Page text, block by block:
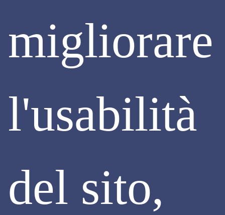
operatori economici
che si trovano in un mercato che
consenteloro, pur non essendo sociologi, diavere
percezione dei meccanismi che consentono di attivare gli
interventi di efficientamento energetico,deglielementi che
li ostacolano edi quelli che li agevolano.
migliorare
l'usabilità
del sito,